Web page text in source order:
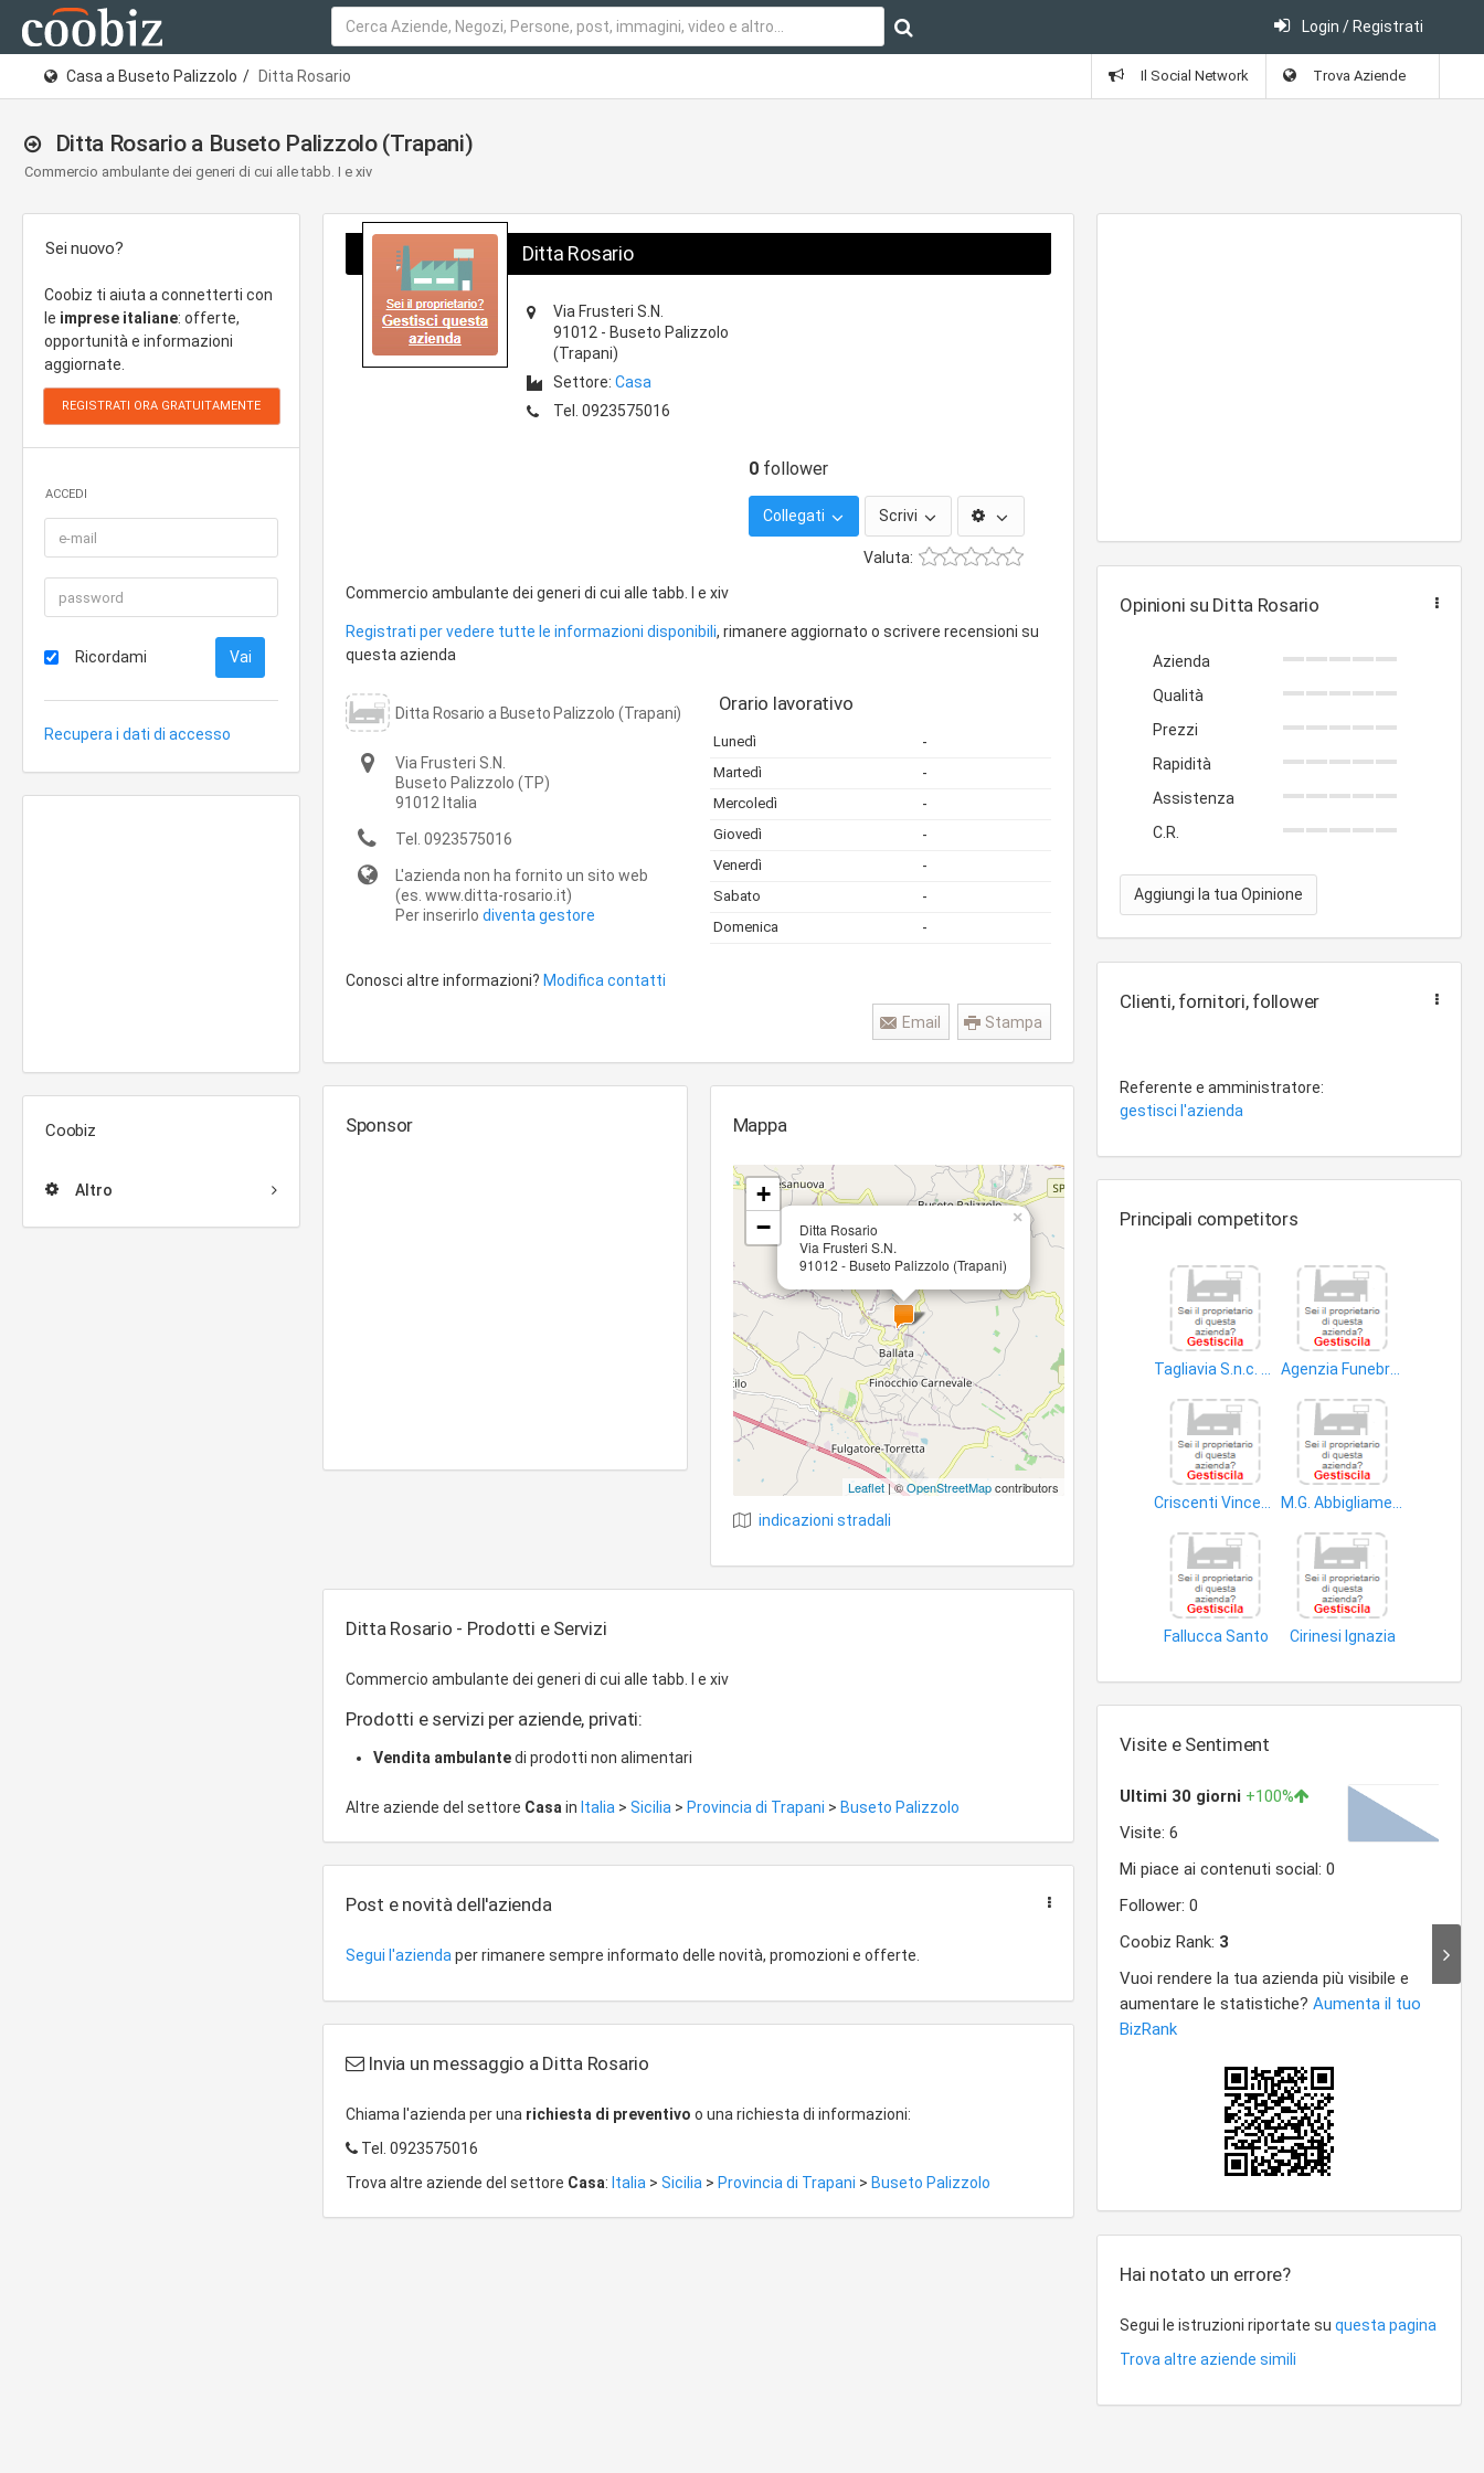
Login / Registrati
Casa a Buseto Palizzolo Ditta Rosario Il Social Network Trova Aziende
Ditta Rosario a Buseto Palizzolo (Trapani)
Commercio ambulante dei generi di cui alle tabb. I e xiv
Sei nuovo?
Coobiz ti aiuta a connetterti con
le imprese italiane: offerte,
opportunità e informazioni
aggiornate.
ACCEDI
Ricordami
Recupera i dati di accesso
Coobiz
Altro
Ditta Rosario
Via Frusteri S.N.
91012 - Buseto Palizzolo
(Trapani)
Settore: Casa
Tel. 0923575016
0 follower
Collegati Scrivi
Valuta:
Commercio ambulante dei generi di cui alle tabb. I e xiv
Registrati per vedere tutte le informazioni disponibili, rimanere aggiornato o scrivere recensioni su
questa azienda
Ditta Rosario a Buseto Palizzolo (Trapani)
Via Frusteri S.N.
Buseto Palizzolo (TP)
91012 Italia
Tel. 0923575016
L'azienda non ha fornito un sito web
(es. www.ditta-rosario.it)
Per inserirlo diventa gestore
Orario lavorativo
Lunedì -
Martedì -
Mercoledì -
Giovedì -
Venerdì -
Sabato -
Domenica -
Conosci altre informazioni? Modifica contatti
Stampa
Email
Sponsor Mappa
Ditta Rosario
Via Frusteri S.N.
91012 - Buseto Palizzolo (Trapani)
×
+
−
Leaflet| ©OpenStreetMapcontributors
indicazioni stradali
Ditta Rosario - Prodotti e Servizi
Commercio ambulante dei generi di cui alle tabb. I e xiv
Prodotti e servizi per aziende, privati:
Vendita ambulantedi prodotti non alimentari
Altre aziende del settore Casa in Italia > Sicilia > Provincia di Trapani > Buseto Palizzolo
Post e novità dell'azienda
Segui l'azienda per rimanere sempre informato delle novità, promozioni e offerte.
Invia un messaggio a Ditta Rosario
Chiama l'azienda per una richiesta di preventivo o una richiesta di informazioni:
Tel. 0923575016
Trova altre aziende del settore Casa: Italia > Sicilia > Provincia di Trapani > Buseto Palizzolo
Opinioni su Ditta Rosario
Azienda
Qualità
Prezzi
Rapidità
Assistenza
C.R.
Aggiungi la tua Opinione
Clienti, fornitori, follower
Referente e amministratore:
gestisci l'azienda
Principali competitors
Fallucca Santo
Cirinesi Ignazia
Visite e Sentiment
Hai notato un errore?
Segui le istruzioni riportate suquesta pagina
Trova altre aziende simili